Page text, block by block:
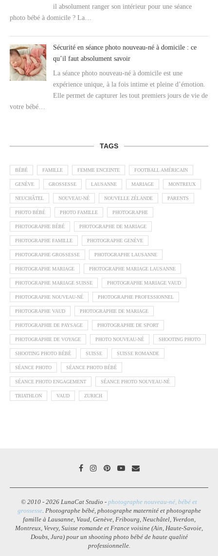
il absolument ranger son intérieur pour une séance
photo bébé à domicile ? La…
Sécurité en séance photo nouveau-né à domicile : ce
qu’il faut absolument savoir
La séance photo nouveau-né à domicile est une
expérience unique, à la fois intime et pleine d’émotion.
Elle permet de capturer les tout premiers jours de vie de
votre bébé…
TAGS
BÉBÉ FAMILLE FEMME ENCEINTE FOOTBALL AMÉRICAIN
GENÈVE GROSSESSE LAUSANNE MARIAGE MONTREUX
NEUCHÂTEL NOUVEAU-NÉ NOUVELLE ZÉLANDE PARENTS
PHOTO BÉBÉ PHOTO FAMILLE PHOTOGRAPHE
PHOTOGRAPHE BÉBÉ PHOTOGRAPHE DE MARIAGE
PHOTOGRAPHE FAMILLE PHOTOGRAPHE GENÈVE
PHOTOGRAPHE GROSSESSE PHOTOGRAPHE LAUSANNE
PHOTOGRAPHE MARIAGE PHOTOGRAPHE MARIAGE LAUSANNE
PHOTOGRAPHE MARIAGE SUISSE PHOTOGRAPHE MARIAGE VAUD
PHOTOGRAPHE NOUVEAU-NÉ PHOTOGRAPHE PROFESSIONNEL
PHOTOGRAPHE VAUD PHOTOGRAPHIE DE MARIAGE
PHOTOGRAPHIE DE PAYSAGE PHOTOGRAPHIE DE SPORT
PHOTOGRAPHIE DE VOYAGE PHOTO NOUVEAU-NÉ SHOOTING PHOTO
SHOOTING PHOTO BÉBÉ SUISSE SUISSE ROMANDE
SÉANCE PHOTO SÉANCE PHOTO BÉBÉ
SÉANCE PHOTO ENGAGEMENT SÉANCE PHOTO NOUVEAU-NÉ
TRIATHLON VAUD ZURICH
© 2010 - 2026 LunaCat Studio - photographe nouveau-né, bébé et
grossesse. Photographe bébé, photographe maternité et photographe
famille à Lausanne, Vaud, Genève, Fribourg, Neuchâtel, Yverdon,
Montreux, Vevey, Suisse romande et France voisine (Ain, Haute-Savoie,
Doubs, Jura) pour un shooting photo bébé de haute qualité
professionnelle.